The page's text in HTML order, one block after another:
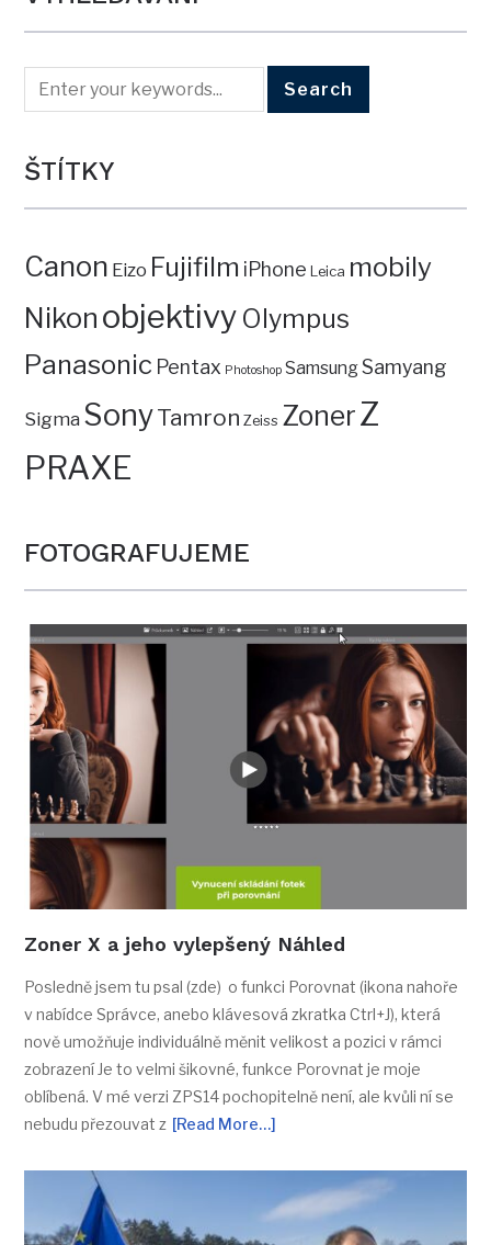
ŠTÍTKY
Canon Eizo Fujifilm iPhone Leica mobily
Nikon objektivy Olympus
Panasonic Pentax Photoshop SamsungSamyang
Sigma SonyTamron Zeiss ZonerZ
PRAXE
FOTOGRAFUJEME
Zoner X a jeho vylepšený Náhled
Posledně jsem tu psal (zde) o funkci Porovnat (ikona nahoře
v nabídce Správce, anebo klávesová zkratka Ctrl+J), která
nově umožňuje individuálně měnit velikost a pozici v rámci
zobrazení Je to velmi šikovné, funkce Porovnat je moje
oblíbená. V mé verzi ZPS14 pochopitelně není, ale kvůli ní se
nebudu přezouvat z [Read More…]